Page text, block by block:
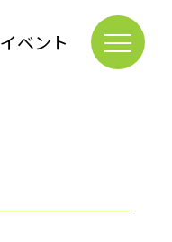
イベント